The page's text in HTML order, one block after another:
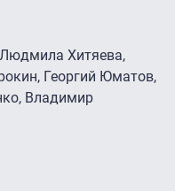
Людмила Хитяева,
Георгий Юматов,
Владимир